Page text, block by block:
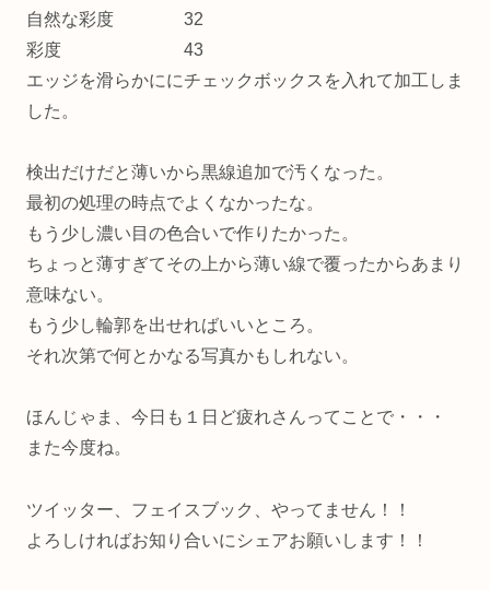
自然な彩度 32
彩度 43
エッジを滑らかににチェックボックスを入れて加工しま
した。
検出だけだと薄いから黒線追加で汚くなった。
最初の処理の時点でよくなかったな。
もう少し濃い目の色合いで作りたかった。
ちょっと薄すぎてその上から薄い線で覆ったからあまり
意味ない。
もう少し輪郭を出せればいいところ。
それ次第で何とかなる写真かもしれない。
ほんじゃま、今日も１日ど疲れさんってことで・・・
また今度ね。
ツイッター、フェイスブック、やってません！！
よろしければお知り合いにシェアお願いします！！